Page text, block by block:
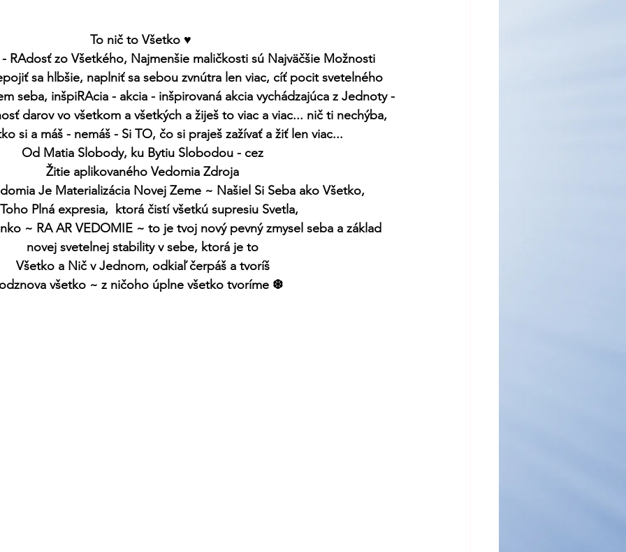
To nič to Všetko ♥︎
RAdosť zo Všetkého, Najmenšie maličkosti sú Najväčšie Možnosti
sa hlbšie, naplniť sa sebou zvnútra len viac, cíť pocit svetelného
seba, inšpiRAcia - akcia - inšpirovaná akcia vychádzajúca z Jednoty -
darov vo všetkom a všetkých a žiješ to viac a viac... nič ti nechýba,
si a máš - nemáš - Si TO, čo si praješ zažívať a žiť len viac...
Od Matia Slobody, ku Bytiu Slobodou - cez
Žitie aplikovaného Vedomia Zdroja
Je Materializácia Novej Zeme ~ Našiel Si Seba ako Všetko,
Plná expresia,  ktorá čistí všetkú supresiu Svetla,
~ RA AR VEDOMIE ~ to je tvoj nový pevný zmysel seba a základ
novej svetelnej stability v sebe, ktorá je to
Všetko a Nič v Jednom, odkiaľ čerpáš a tvoríš
odznova všetko ~ z ničoho úplne všetko tvoríme ❆